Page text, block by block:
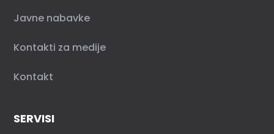
Javne nabavke
Kontakti za medije
Kontakt
SERVISI